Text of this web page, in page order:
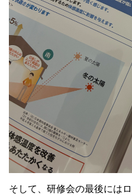
そして、研修会の最後には